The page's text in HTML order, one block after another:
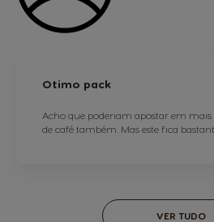
Otimo pack
Acho que poderiam apostar em
de café também. Mas este fica
VER TUDO